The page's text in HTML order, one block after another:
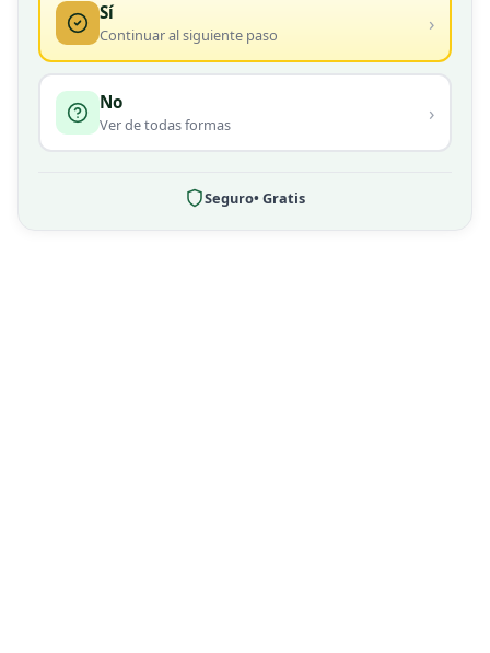
Sí
Continuar al siguiente paso ›
No
Ver de todas formas ›
Seguro• Gratis